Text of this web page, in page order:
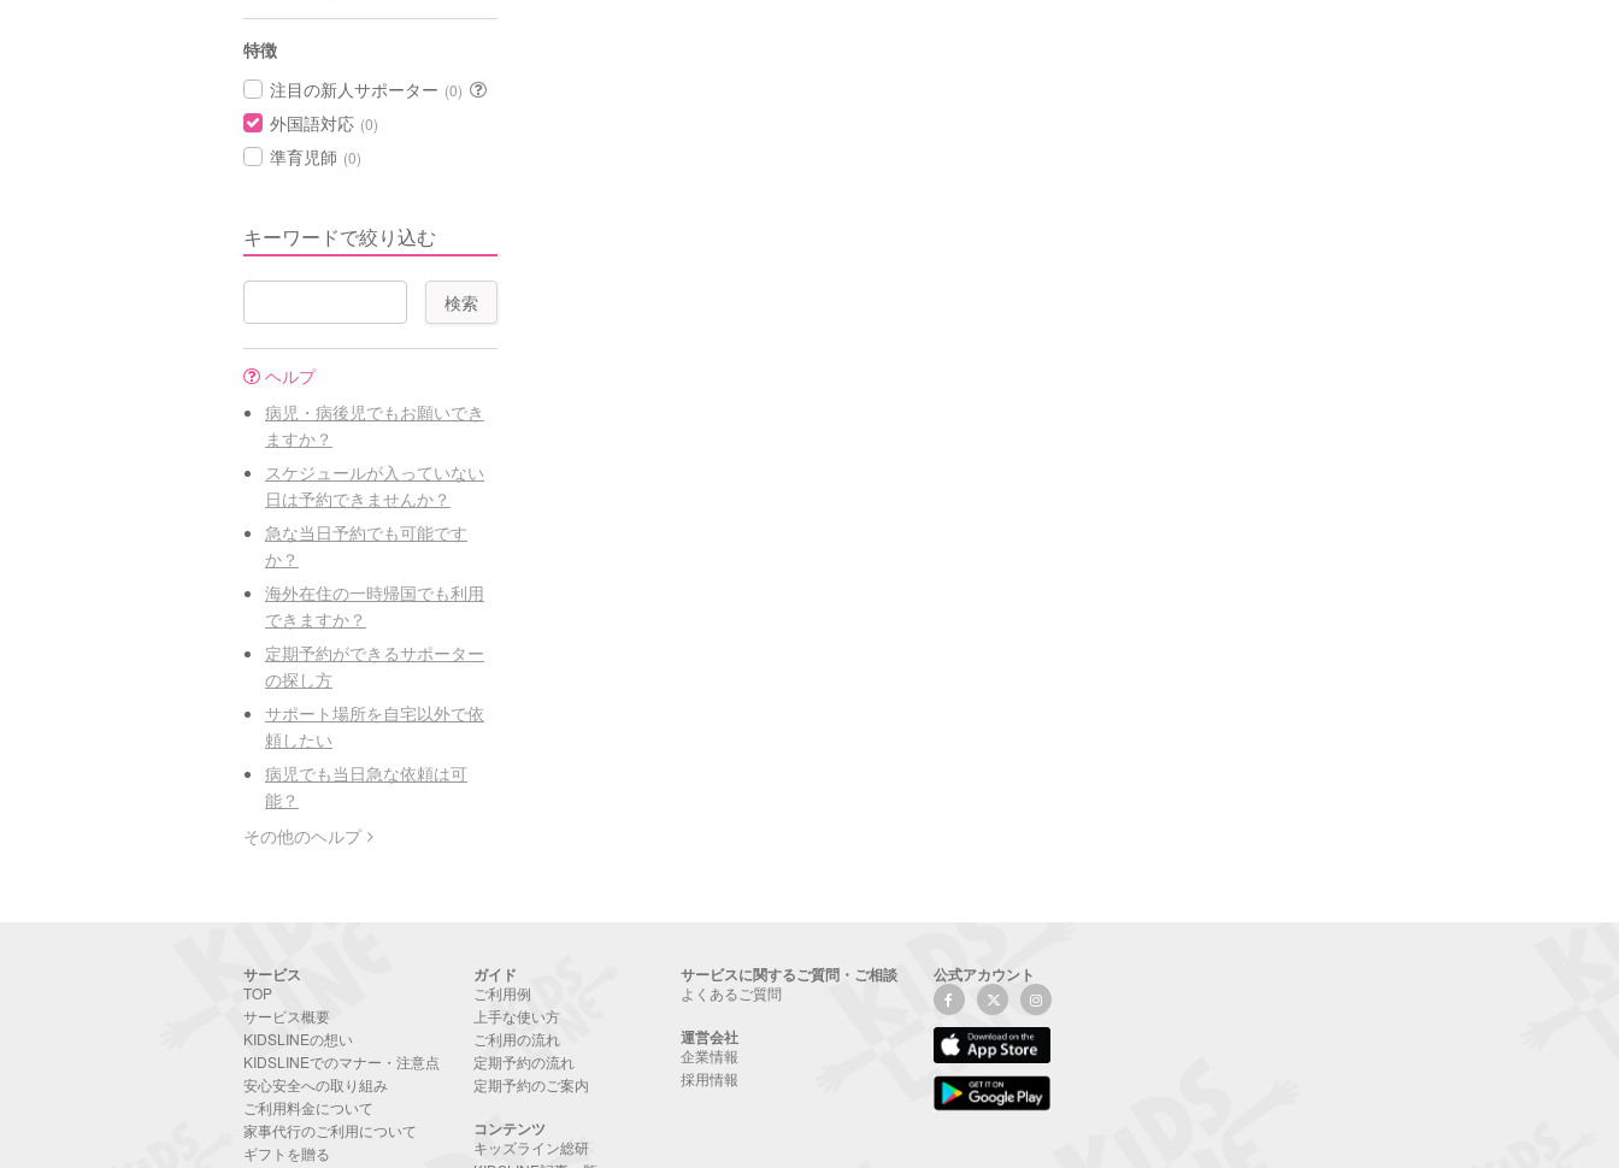
特徴
注目の新人サポーター (0)
外国語対応 (0)
準育児師 (0)
キーワードで絞り込む
ヘルプ
病児・病後児でもお願いでき
ますか？
スケジュールが入っていない
日は予約できませんか？
急な当日予約でも可能です
か？
海外在住の一時帰国でも利用
できますか？
定期予約ができるサポーター
の探し方
サポート場所を自宅以外で依
頼したい
病児でも当日急な依頼は可
能？
その他のヘルプ
サービス
TOP
サービス概要
KIDSLINEの想い
KIDSLINEでのマナー・注意点
安心安全への取り組み
ご利用料金について
家事代行のご利用について
ギフトを贈る
ガイド
ご利用例
上手な使い方
ご利用の流れ
定期予約の流れ
定期予約のご案内
コンテンツ
キッズライン総研
サービスに関するご質問・ご相談
よくあるご質問
運営会社
企業情報
採用情報
公式アカウント